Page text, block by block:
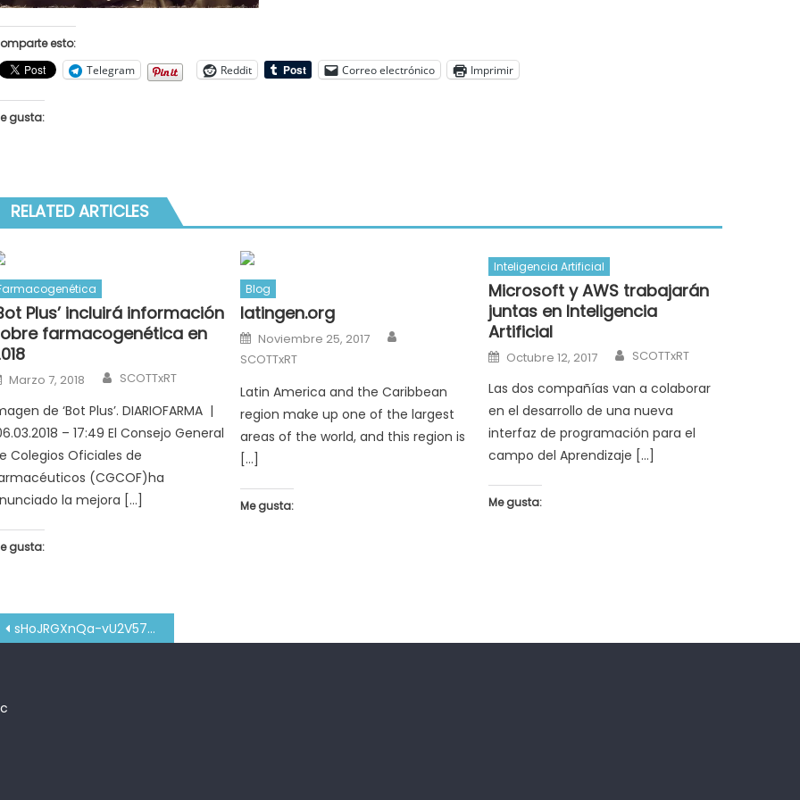
esto:
Telegram
Reddit Correo electrónico Imprimir
gusta:
RELATED ARTICLES
Plus’ incluirá información
farmacogenética en
Posted
on
Marzo 7, 2018 Author
SCOTTxRT
de ‘Bot Plus’. DIARIOFARMA |
– 17:49 El Consejo General
Colegios Oficiales de
(CGCOF)ha
la mejora […]
gusta:
Blog
latingen.org
Posted
on
Noviembre 25, 2017
SCOTTxRT
Latin America and the Caribbean
region make up one of the largest
areas of the world, and this region is
[…]
Me gusta:
Inteligencia Artificial
Microsoft y AWS trabajarán
juntas en Inteligencia
Artificial
Posted
on
Octubre 12, 2017 Author
SCOTTxRT
Las dos compañías van a colaborar
en el desarrollo de una nueva
interfaz de programación para el
campo del Aprendizaje […]
Me gusta:
Navegación
sHoJRGXnQa-vU2V57n-urA